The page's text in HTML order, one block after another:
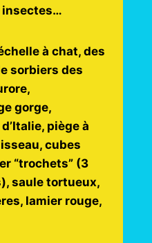
insectes…
à chat, des
sorbiers des
gorge,
piège à
cubes
“trochets” (3
saule tortueux,
lamier rouge,